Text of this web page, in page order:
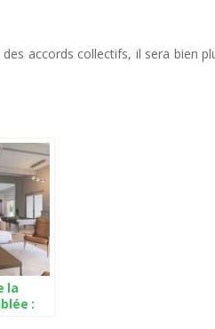
accords collectifs, il sera bien
la
: